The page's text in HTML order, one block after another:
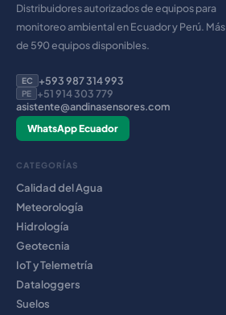
Distribuidores autorizados de equipos para
monitoreo ambiental en Ecuador y Perú. Más
de 590 equipos disponibles.
EC +593 987 314 993
PE
+51 914 303 779
asistente@andinasensores.com
WhatsApp Ecuador
CATEGORÍAS
Calidad del Agua
Meteorología
Hidrología
Geotecnia
IoT y Telemetría
Dataloggers
Suelos